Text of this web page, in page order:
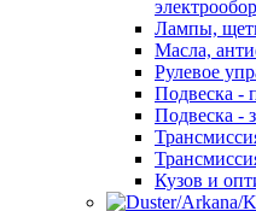
Лампы,
Масла,
Рулевое
Подвеска -
Подвеска -
Кузов и